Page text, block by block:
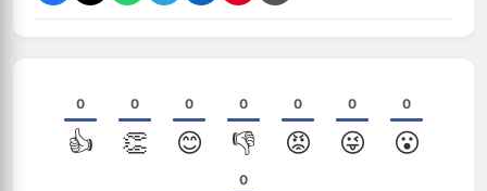
0
👍
0
👏
0
😊
0
👎
0
😡
0
😜
0
😮
0